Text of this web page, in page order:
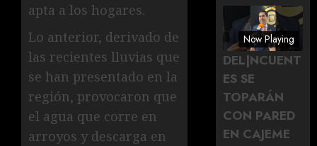
apta a los hogares.
Lo anterior, derivado de
las recientes lluvias que
se han presentado en la
región, provocaron que
el agua que corre en
arroyos y descarga en
Now Playing
DEL|NCUENT
ES SE
TOPARÁN
CON PARED
EN CAJEME